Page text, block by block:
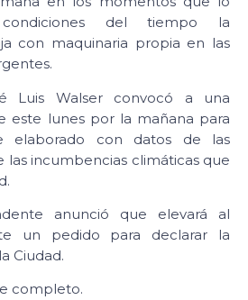
del tiempo la
con maquinaria propia en las
Luis Walser convocó a una
este lunes por la mañana para
elaborado con datos de las
las incumbencias climáticas que
anunció que elevará al
un pedido para declarar la
Ciudad.
completo.